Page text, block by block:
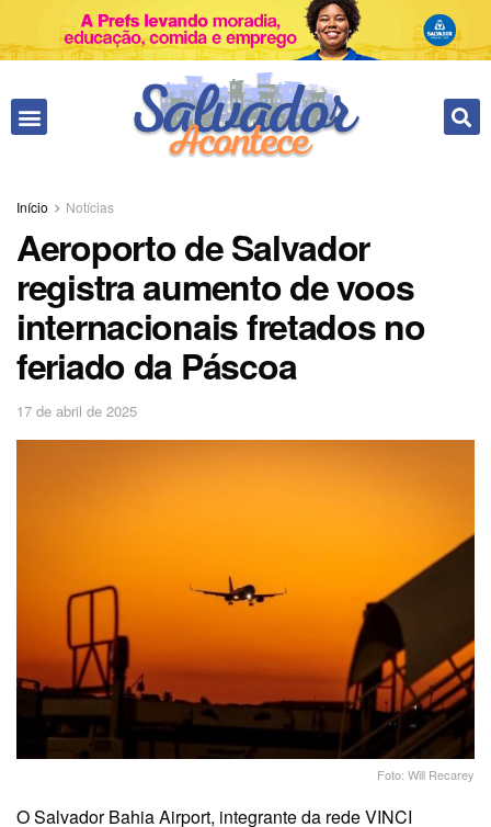
Início Notícias
Aeroporto de Salvador
registra aumento de voos
internacionais fretados no
feriado da Páscoa
17 de abril de 2025
Foto: Will Recarey
O Salvador Bahia Airport, integrante da rede VINCI